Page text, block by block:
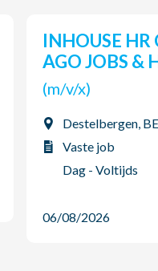
INHOUSE HR CONSULTANT
AGO JOBS &
(m/v/x)
Destelbergen, BE
Vaste job
Dag - Voltijds
06/08/2026